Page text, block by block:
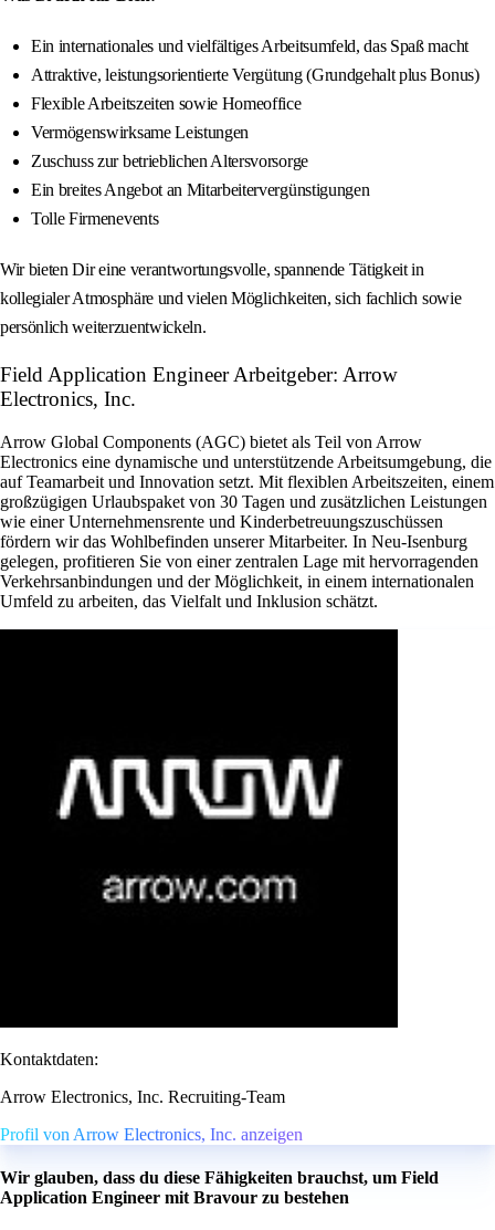
Ein internationales und vielfältiges Arbeitsumfeld, das Spaß macht
Attraktive, leistungsorientierte Vergütung (Grundgehalt plus Bonus)
Flexible Arbeitszeiten sowie Homeoffice
Vermögenswirksame Leistungen
Zuschuss zur betrieblichen Altersvorsorge
Ein breites Angebot an Mitarbeitervergünstigungen
Tolle Firmenevents
Wir bieten Dir eine verantwortungsvolle, spannende Tätigkeit in
kollegialer Atmosphäre und vielen Möglichkeiten, sich fachlich sowie
persönlich weiterzuentwickeln.
Field Application Engineer Arbeitgeber: Arrow
Electronics, Inc.
Arrow Global Components (AGC) bietet als Teil von Arrow
Electronics eine dynamische und unterstützende Arbeitsumgebung, die
auf Teamarbeit und Innovation setzt. Mit flexiblen Arbeitszeiten, einem
großzügigen Urlaubspaket von 30 Tagen und zusätzlichen Leistungen
wie einer Unternehmensrente und Kinderbetreuungszuschüssen
fördern wir das Wohlbefinden unserer Mitarbeiter. In Neu-Isenburg
gelegen, profitieren Sie von einer zentralen Lage mit hervorragenden
Verkehrsanbindungen und der Möglichkeit, in einem internationalen
Umfeld zu arbeiten, das Vielfalt und Inklusion schätzt.
Kontaktdaten:
Arrow Electronics, Inc. Recruiting-Team
Profil von Arrow Electronics, Inc. anzeigen
Wir glauben, dass du diese Fähigkeiten brauchst, um Field
Application Engineer mit Bravour zu bestehen